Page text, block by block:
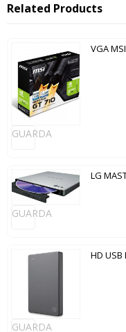
Related Products
GUARDA
VGA
GUARDA
LG
GUARDA
HD USB